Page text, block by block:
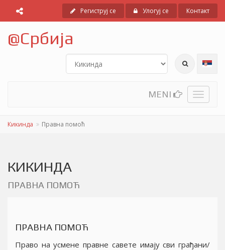
Региструј се Улогуј се Контакт
@Србија
Toggle
MENI
Кикинда Правна помоћ
КИКИНДА
ПРАВНА ПОМОЋ
ПРАВНА ПОМОЋ
Право на усмене правне савете имају сви грађани/